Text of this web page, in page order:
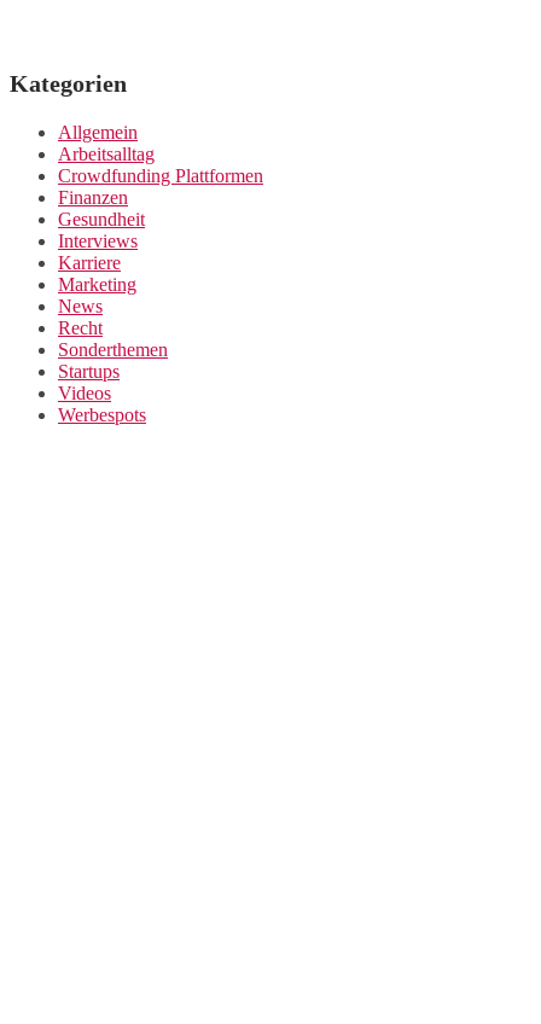
Kategorien
Allgemein
Arbeitsalltag
Crowdfunding Plattformen
Finanzen
Gesundheit
Interviews
Karriere
Marketing
News
Recht
Sonderthemen
Startups
Videos
Werbespots